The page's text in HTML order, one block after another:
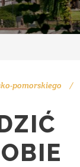
pomorskiego